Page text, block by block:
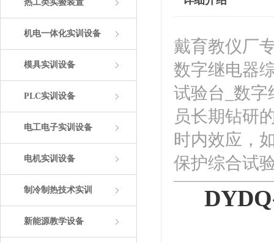
热工类实验装置
机电一体化实训设备
模具实训设备
PLC实训设备
电工电子实训设备
电机实训设备
制冷制热技术实训
新能源教学设备
戴育教仪厂
数字继电器
试验台_数
员长期钻研
时内效应，
保护综合试